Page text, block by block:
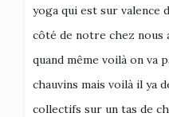
yoga qui est sur valence
côté de notre chez nous
quand même voilà on va
chauvins mais voilà il ya
collectifs sur un tas de